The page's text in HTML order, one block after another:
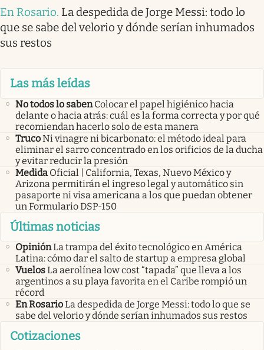
En Rosario. La despedida de Jorge Messi: todo lo
que se sabe del velorio y dónde serían inhumados
sus restos
Las más leídas
No todos lo saben Colocar el papel higiénico hacia
delante o hacia atrás: cuál es la forma correcta y por qué
recomiendan hacerlo solo de esta manera
TrucoNi vinagre ni bicarbonato: el método ideal para
eliminar el sarro concentrado en los orificios de la ducha
y evitar reducir la presión
Medida Oficial | California, Texas, Nuevo México y
Arizona permitirán el ingreso legal y automático sin
pasaporte ni visa americana a los que puedan obtener
un Formulario DSP-150
Últimas noticias
OpiniónLa trampa del éxito tecnológico en América
Latina: cómo dar el salto de startup a empresa global
VuelosLa aerolínea low cost “tapada” que lleva a los
argentinos a su playa favorita en el Caribe rompió un
récord
En RosarioLa despedida de Jorge Messi: todo lo que se
sabe del velorio y dónde serían inhumados sus restos
Cotizaciones